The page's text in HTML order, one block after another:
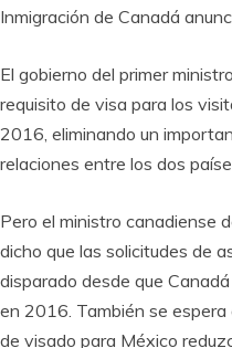
Inmigración de Canadá
El gobierno del primer
requisito de visa para los
2016, eliminando un
relaciones entre los dos
Pero el ministro canadiense
dicho que las solicitudes de
disparado desde que
en 2016. También se espera
de visado para México